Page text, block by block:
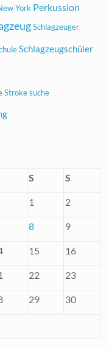
York Perkussion
Schlagzeuger
Schlagzeugschüler
Stroke suche
S S
1 2
8 9
15 16
22 23
29 30